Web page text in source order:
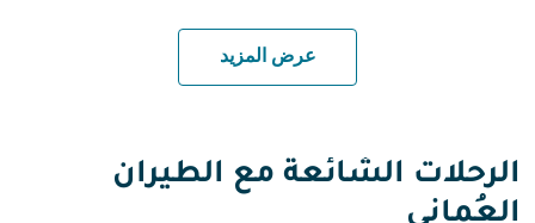
عرض المزيد
الرحلات الشائعة مع الطيران
العُماني